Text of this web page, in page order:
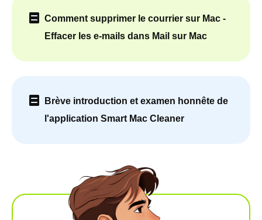
Comment supprimer le courrier sur Mac -
Effacer les e-mails dans Mail sur Mac
Brève introduction et examen honnête de
l'application Smart Mac Cleaner